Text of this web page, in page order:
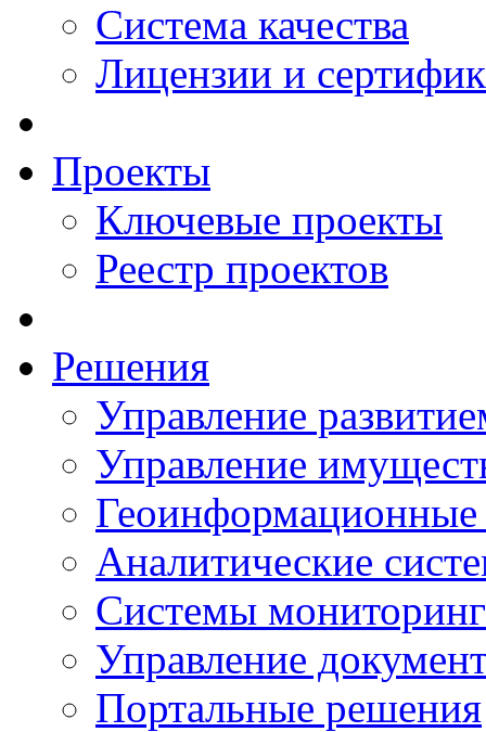
Система качества
Лицензии и
Проекты
Ключевые проекты
Реестр проектов
Решения
Управление
Управление
Аналитические
Системы
Управление
Портальные решения